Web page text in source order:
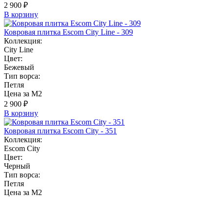
2 900 ₽
В корзину
Ковровая плитка Escom City Line - 309
Коллекция:
City Line
Цвет:
Бежевый
Тип ворса:
Петля
Цена за М2
2 900 ₽
В корзину
Ковровая плитка Escom City - 351
Коллекция:
Escom City
Цвет:
Черный
Тип ворса:
Петля
Цена за М2